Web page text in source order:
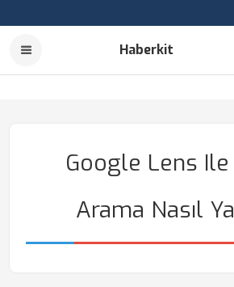
Haberkit
Google Lens
Arama Nasıl